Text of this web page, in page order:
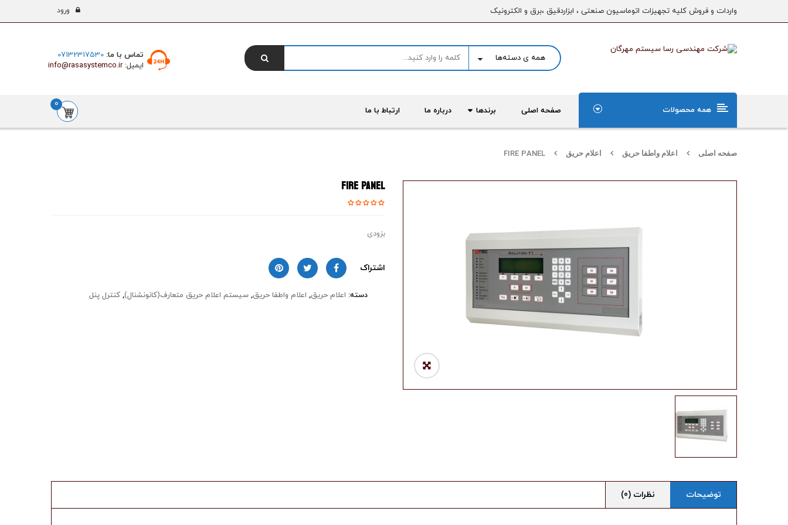
ورود واردات و فروش کلیه تجهیزات اتوماسیون صنعتی ، ابزاردقیق ،برق و الکترونیک
تماس با ما: 07132317530
ایمیل: info@rasasystemco.ir
همه محصولات صفحه اصلی برندها درباره ما ارتباط با ما
0
صفحه اصلی اعلام واطفا حریق اعلام حریق FIRE PANEL
FIRE PANEL
بزودی
اشتراک
دسته: اعلام حریق, اعلام واطفا حریق, سیستم اعلام حریق متعارف(کانونشنال), کنترل پنل
توضیحات نظرات (0)